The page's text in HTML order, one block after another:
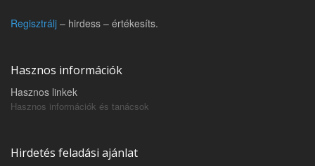
Regisztrálj – hirdess – értékesíts.
Hasznos információk
Hasznos linkek
Hasznos információk és tanácsok
Hirdetés feladási ajánlat